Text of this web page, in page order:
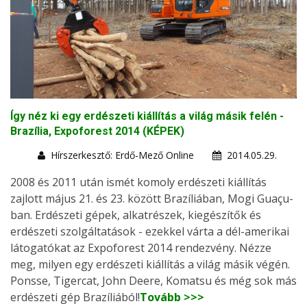
Így néz ki egy erdészeti kiállítás a világ másik felén -
Brazília, Expoforest 2014 (KÉPEK)
Hírszerkesztő: Erdő-Mező Online
2014.05.29.
2008 és 2011 után ismét komoly erdészeti kiállítás
zajlott május 21. és 23. között Brazíliában, Mogi Guaçu-
ban. Erdészeti gépek, alkatrészek, kiegészítők és
erdészeti szolgáltatások - ezekkel várta a dél-amerikai
látogatókat az Expoforest 2014 rendezvény. Nézze
meg, milyen egy erdészeti kiállítás a világ másik végén.
Ponsse, Tigercat, John Deere, Komatsu és még sok más
erdészeti gép Brazíliából!Tovább >>>